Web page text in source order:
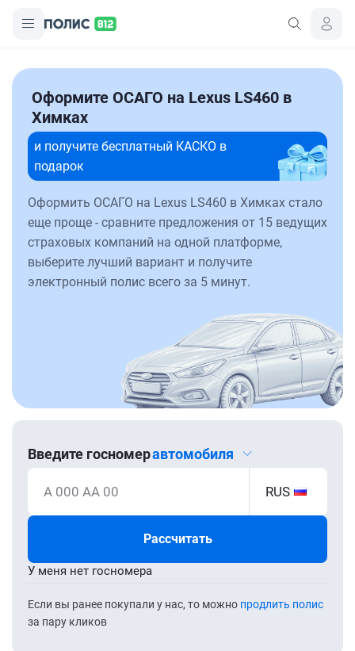
Оформите ОСАГО на Lexus LS460 в
Химках
и получите бесплатный КАСКО в
подарок
Оформить ОСАГО на Lexus LS460 в Химках стало
еще проще - сравните предложения от 15 ведущих
страховых компаний на одной платформе,
выберите лучший вариант и получите
электронный полис всего за 5 минут.
Введите госномеравтомобиля
А 000 АА 00 RUS
Рассчитать
Если вы ранее покупали у нас, то можно продлить полис
за пару кликов
У меня нет госномера